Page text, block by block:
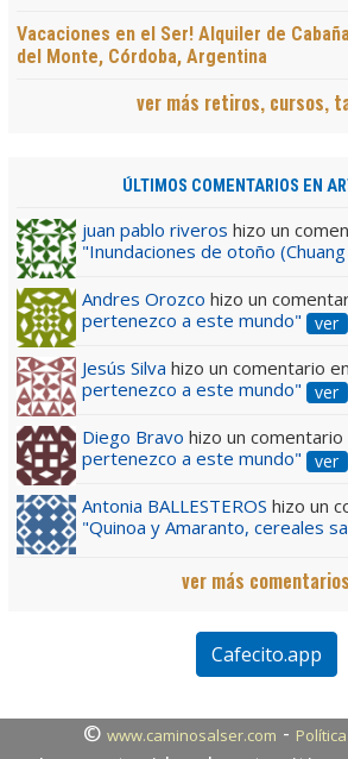
Vacaciones en el Ser! Alquiler de
del Monte, Córdoba, Argentina
ver más retiros, cursos,
ÚLTIMOS COMENTARIOS EN
juan pablo riveros hizo un
"Inundaciones de otoño
Andres Orozco hizo un
pertenezco a este mundo"
ver
Jesús Silva hizo un comentario en
pertenezco a este mundo"
ver
Diego Bravo hizo un comentario
pertenezco a este mundo"
ver
Antonia BALLESTEROS hizo un
"Quinoa y Amaranto, cereales
ver más comentarios
Cafecito.app
© www.caminosalser.com -